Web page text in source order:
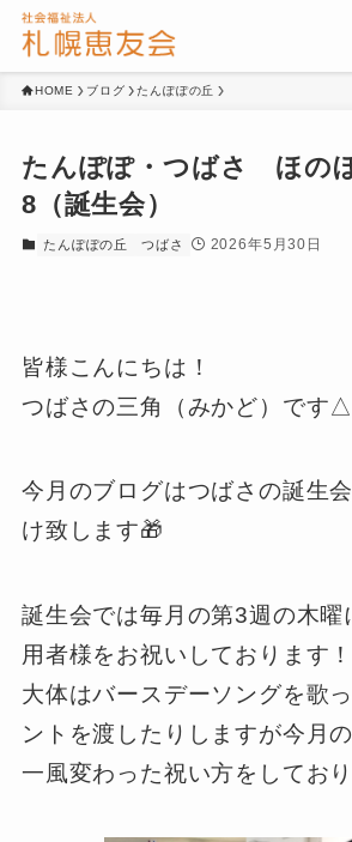
HOME ブログ たんぽぽの丘
たんぽぽ・つばさ ほの
8（誕生会）
たんぽぽの丘 つばさ 2026年5月30日
皆様こんにちは！
つばさの三角（みかど）です△
今月のブログはつばさの誕生
け致します🎁
誕生会では毎月の第3週の木曜
用者様をお祝いしております！
大体はバースデーソングを歌
ントを渡したりしますが今月
一風変わった祝い方をしてお